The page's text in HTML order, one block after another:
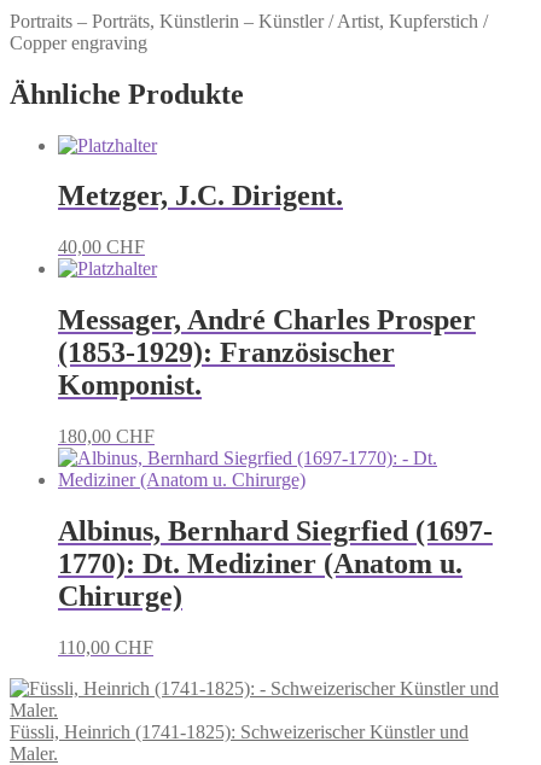
Portraits – Porträts, Künstlerin – Künstler / Artist, Kupferstich /
Copper engraving
Ähnliche Produkte
Metzger, J.C. Dirigent.
40,00 CHF
Messager, André Charles Prosper
(1853-1929): Französischer
Komponist.
180,00 CHF
Albinus, Bernhard Siegrfied (1697-
1770): Dt. Mediziner (Anatom u.
Chirurge)
110,00 CHF
Füssli, Heinrich (1741-1825): Schweizerischer Künstler und
Maler.